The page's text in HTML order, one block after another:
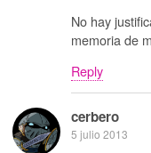
No hay
memoria de
Reply
cerbero
5 julio 2013